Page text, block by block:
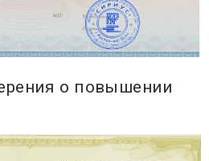
о повышении